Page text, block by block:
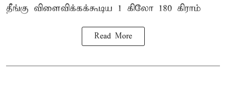
தீங்கு விளைவிக்கக்கூடிய 1 கிலோ 180 கிராம்
Read More